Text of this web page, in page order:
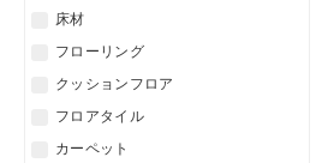
床材
フローリング
クッションフロア
フロアタイル
カーペット